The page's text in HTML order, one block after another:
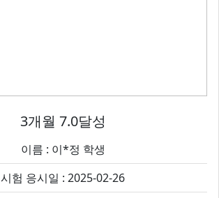
3개월 7.0달성
이름 : 이*정 학생
시험 응시일 : 2025-02-26